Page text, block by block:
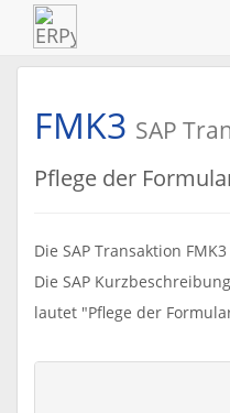
FMK3 SAP
Pflege der
Die SAP Transaktion
Die SAP
lautet "Pflege der